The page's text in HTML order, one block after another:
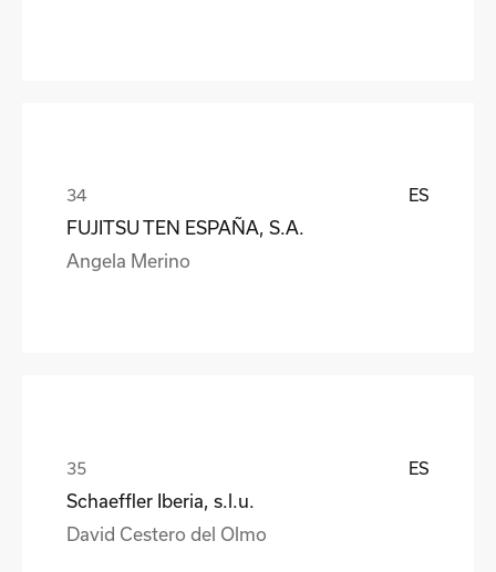
ES
FUJITSU TEN ESPAÑA, S.A.
Angela Merino
ES
Schaeffler Iberia, s.l.u.
David Cestero del Olmo